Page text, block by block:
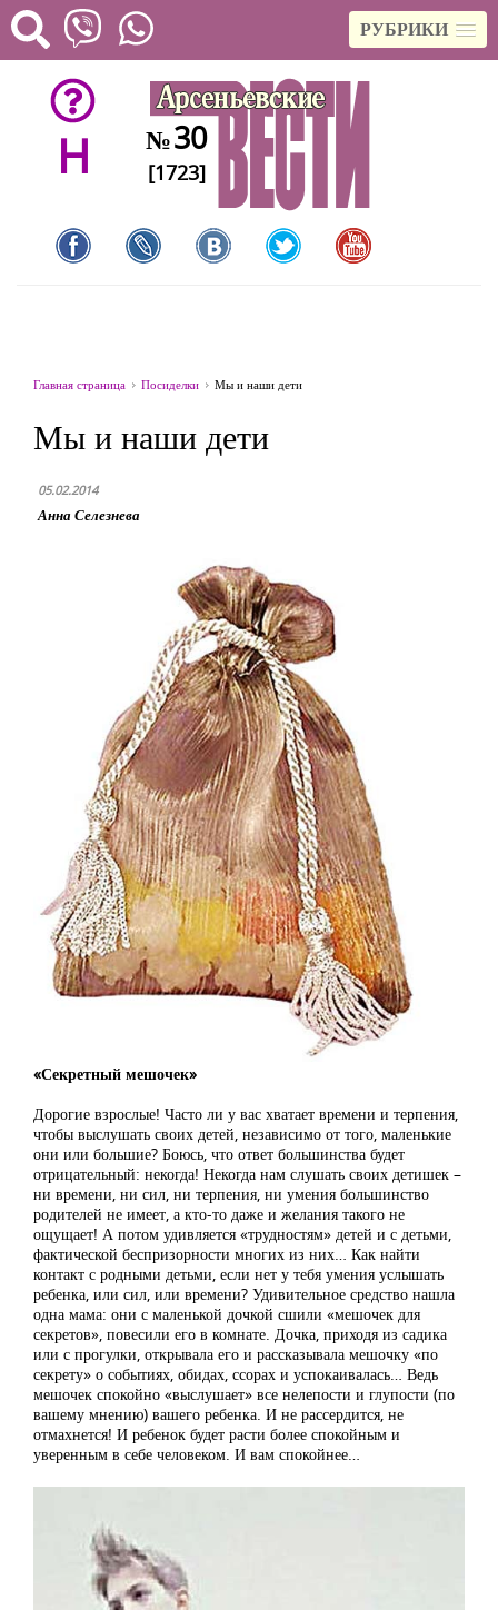
РУБРИКИ
H №30
[1723]
Главная страница Посиделки Мы и наши дети
Мы и наши дети
05.02.2014
Анна Селезнева
«Секретный мешочек»
Дорогие взрослые! Часто ли у вас хватает времени и терпения,
чтобы выслушать своих детей, независимо от того, маленькие
они или большие? Боюсь, что ответ большинства будет
отрицательный: некогда! Некогда нам слушать своих детишек –
ни времени, ни сил, ни терпения, ни умения большинство
родителей не имеет, а кто-то даже и желания такого не
ощущает! А потом удивляется «трудностям» детей и с детьми,
фактической беспризорности многих из них… Как найти
контакт с родными детьми, если нет у тебя умения услышать
ребенка, или сил, или времени? Удивительное средство нашла
одна мама: они с маленькой дочкой сшили «мешочек для
секретов», повесили его в комнате. Дочка, приходя из садика
или с прогулки, открывала его и рассказывала мешочку «по
секрету» о событиях, обидах, ссорах и успокаивалась… Ведь
мешочек спокойно «выслушает» все нелепости и глупости (по
вашему мнению) вашего ребенка. И не рассердится, не
отмахнется! И ребенок будет расти более спокойным и
уверенным в себе человеком. И вам спокойнее…